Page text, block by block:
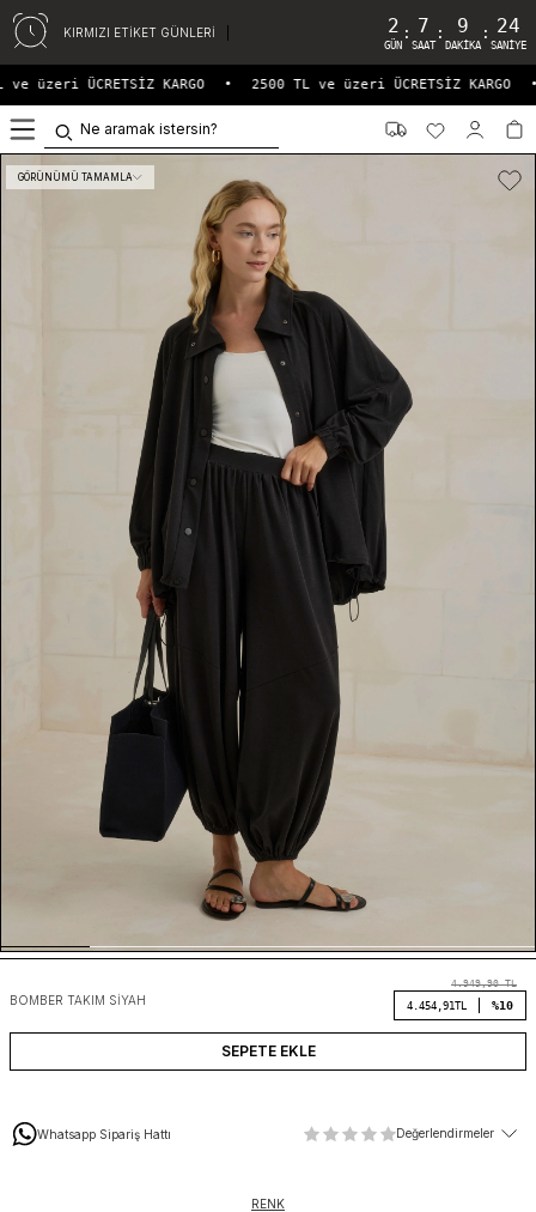
KIRMIZI ETİKET GÜNLERİ 2
GÜN
: 7
SAAT
: 9
DAKIKA
: 23
SANIYE
üzeri ÜCRETSİZ KARGO 2500 TL ve üzeri ÜCRETSİZ KARGO
GÖRÜNÜMÜ TAMAMLA
BOMBER TAKIM SIYAH
4.949,90TL
4.454,91 TL %10
SEPETE EKLE
Whatsapp Sipariş Hattı Değerlendirmeler
RENK